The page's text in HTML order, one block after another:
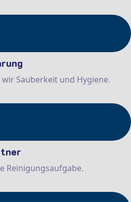
Sauberkeit und Hygiene.
Reinigungsaufgabe.